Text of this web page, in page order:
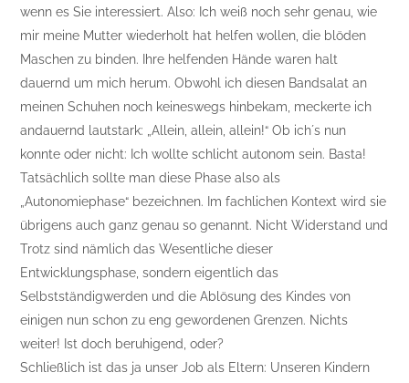
wenn es Sie interessiert. Also: Ich weiß noch sehr genau, wie
mir meine Mutter wiederholt hat helfen wollen, die blöden
Maschen zu binden. Ihre helfenden Hände waren halt
dauernd um mich herum. Obwohl ich diesen Bandsalat an
meinen Schuhen noch keineswegs hinbekam, meckerte ich
andauernd lautstark: „Allein, allein, allein!“ Ob ich´s nun
konnte oder nicht: Ich wollte schlicht autonom sein. Basta!
Tatsächlich sollte man diese Phase also als
„Autonomiephase“ bezeichnen. Im fachlichen Kontext wird sie
übrigens auch ganz genau so genannt. Nicht Widerstand und
Trotz sind nämlich das Wesentliche dieser
Entwicklungsphase, sondern eigentlich das
Selbstständigwerden und die Ablösung des Kindes von
einigen nun schon zu eng gewordenen Grenzen. Nichts
weiter! Ist doch beruhigend, oder?
Schließlich ist das ja unser Job als Eltern: Unseren Kindern